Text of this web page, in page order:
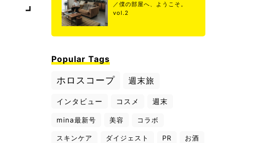
／僕の部屋へ、ようこそ。
vol.2
Popular Tags
ホロスコープ 週末旅
インタビュー コスメ 週末
mina最新号 美容 コラボ
スキンケア ダイジェスト PR お酒